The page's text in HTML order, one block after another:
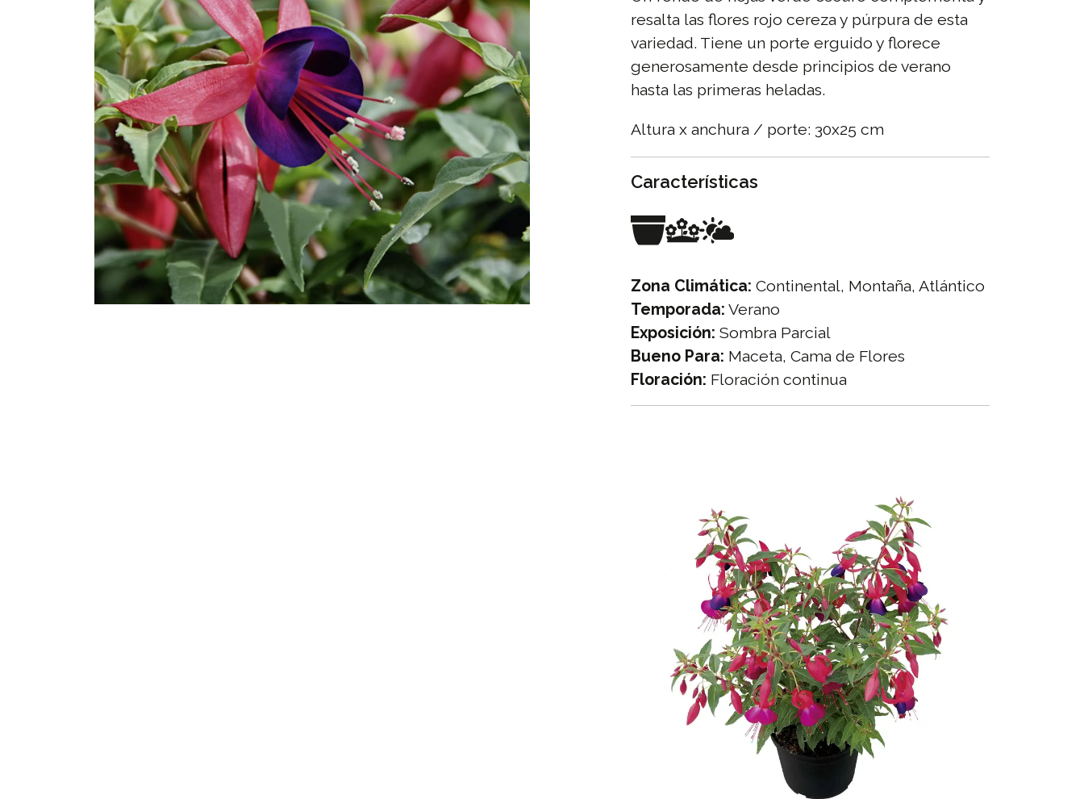
resalta las flores rojo cereza y púrpura de esta
variedad. Tiene un porte erguido y florece
generosamente desde principios de verano
hasta las primeras heladas.
Altura x anchura / porte: 30x25 cm
Características
Zona Climática: Continental, Montaña, Atlántico
Temporada: Verano
Exposición: Sombra Parcial
Bueno Para: Maceta, Cama de Flores
Floración: Floración continua